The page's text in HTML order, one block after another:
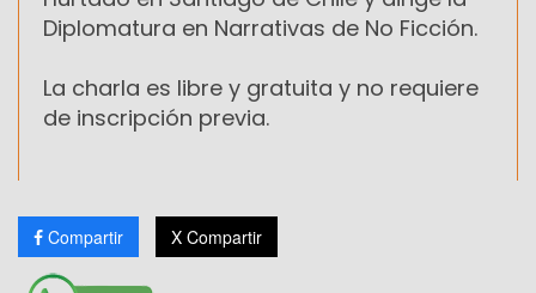
Diplomatura en Narrativas de No Ficción.
La charla es libre y gratuita y no requiere
de inscripción previa.
Compartir X Compartir